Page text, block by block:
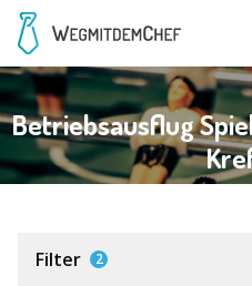
Betriebsausflug
Filter 2